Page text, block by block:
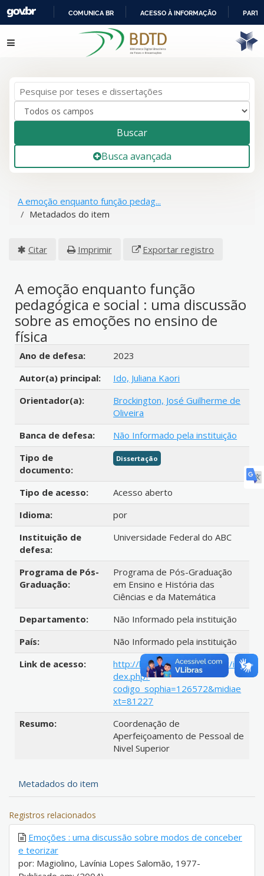
IR
PARA
COMUNICA BR ACESSO À INFORMAÇÃO
Pular para o conteúdo
Buscar
Busca avançada
A emoção enquanto função pedag...
Metadados do item
Citar Imprimir Exportar registro
A emoção enquanto função
pedagógica e social : uma discussão
sobre as emoções no ensino de
física
Detalhes bibliográficos
Ano de defesa:
2023
Autor(a) principal:
Ido, Juliana Kaori
Orientador(a):
Brockington, José Guilherme de
Oliveira
Banca de defesa:
Não Informado pela instituição
Tipo de
documento:
Dissertação
Tipo de acesso:
Acesso aberto
Idioma:
por
Instituição de
defesa:
Universidade Federal do ABC
Programa de Pós-
Graduação:
Programa de Pós-Graduação
em Ensino e História das
Ciências e da Matemática
Departamento:
Não Informado pela instituição
País:
Não Informado pela instituição
Link de acesso:
http://biblioteca.ufabc.edu.br/in
dex.php?
codigo_sophia=126572&midiae
xt=81227
Resumo:
Coordenação de
Aperfeiçoamento de Pessoal de
Nivel Superior
Metadados do item
Registros relacionados
Emoções : uma discussão sobre modos de conceber
e teorizar
por: Magiolino, Lavínia Lopes Salomão, 1977-